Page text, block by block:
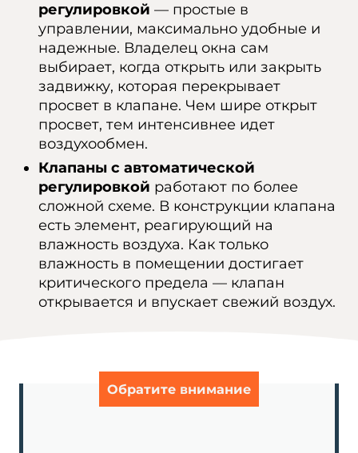
регулировкой — простые в
управлении, максимально удобные и
надежные. Владелец окна сам
выбирает, когда открыть или закрыть
задвижку, которая перекрывает
просвет в клапане. Чем шире открыт
просвет, тем интенсивнее идет
воздухообмен.
Клапаны с автоматической
регулировкой работают по более
сложной схеме. В конструкции клапана
есть элемент, реагирующий на
влажность воздуха. Как только
влажность в помещении достигает
критического предела — клапан
открывается и впускает свежий воздух.
Обратите внимание